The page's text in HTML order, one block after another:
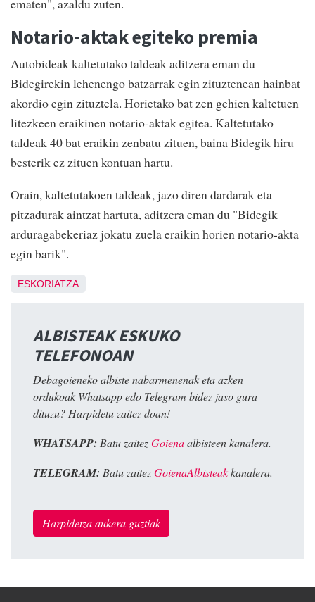
Notario-aktak egiteko premia
Autobideak kaltetutako taldeak aditzera eman du
Bidegirekin lehenengo batzarrak egin zituztenean hainbat
akordio egin zituztela. Horietako bat zen gehien kaltetuen
litezkeen eraikinen notario-aktak egitea. Kaltetutako
taldeak 40 bat eraikin zenbatu zituen, baina Bidegik hiru
besterik ez zituen kontuan hartu.
Orain, kaltetutakoen taldeak, jazo diren dardarak eta
pitzadurak aintzat hartuta, aditzera eman du "Bidegik
arduragabekeriaz jokatu zuela eraikin horien notario-akta
egin barik".
ESKORIATZA
ALBISTEAK ESKUKO
TELEFONOAN
Debagoieneko albiste nabarmenenak eta azken
ordukoak Whatsapp edo Telegram bidez jaso gura
dituzu? Harpidetu zaitez doan!
WHATSAPP: Batu zaitezGoienaalbisteen kanalera.
TELEGRAM: Batu zaitezGoienaAlbisteakkanalera.
Harpidetza aukera guztiak